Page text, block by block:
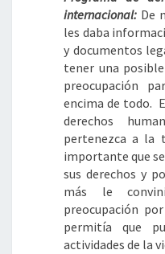
internacional: De
les daba
y documentos
tener una
preocupación
encima de todo.
derechos
pertenezca a la
importante que
sus derechos y
más le
preocupación
permitía que
actividades de la